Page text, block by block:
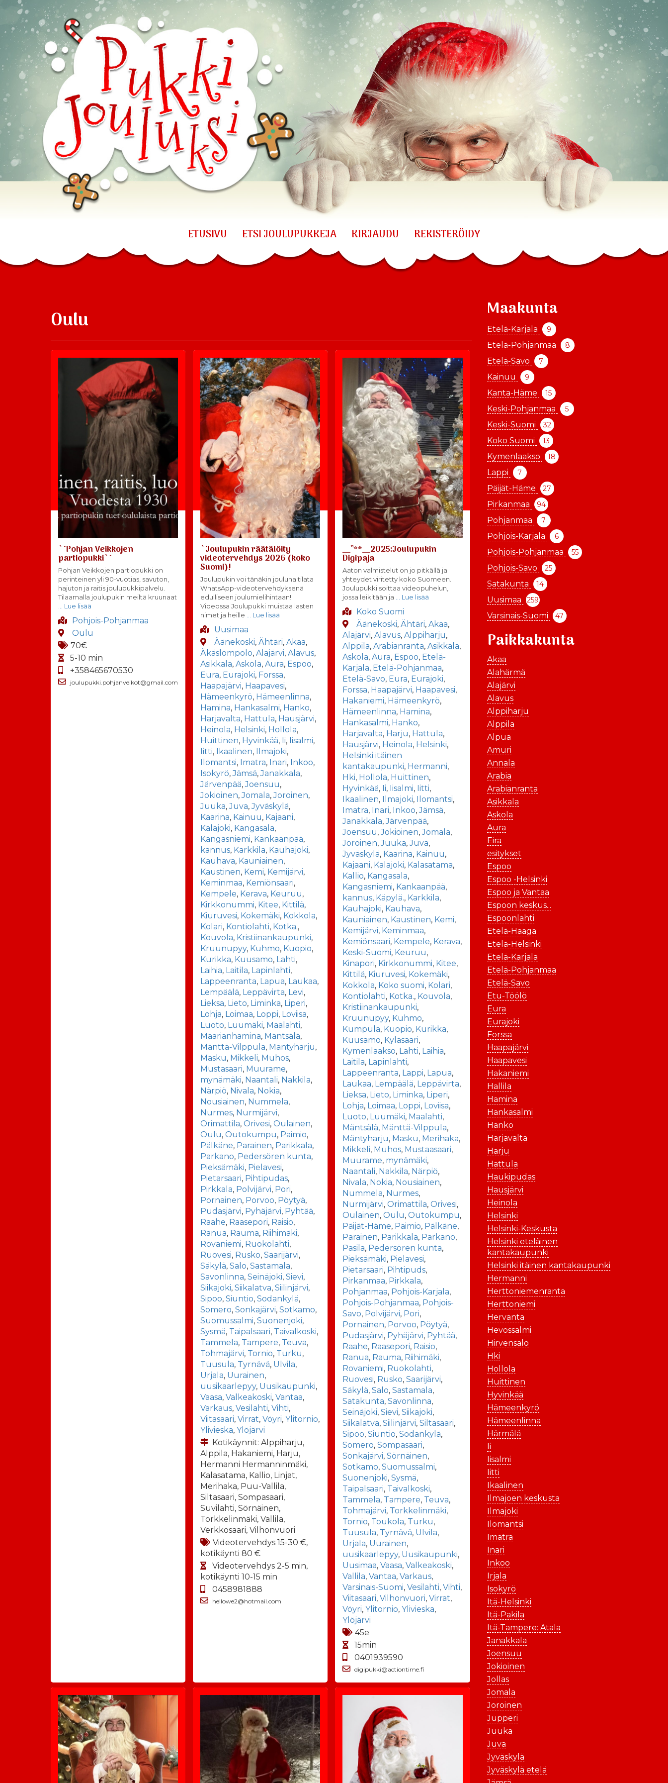
ETUSIVU ETSI JOULUPUKKEJA KIRJAUDU REKISTERÖIDY
Oulu
`´Pohjan Veikkojen
partiopukki`´
Pohjan Veikkojen partiopukki on
perinteinen yli 90-vuotias, savuton,
hajuton ja raitis joulupukkipalvelu.
Tilaamalla joulupukin meiltä kruunaat
… Lue lisää
Pohjois-Pohjanmaa
Oulu
70€
5-10 min
+358465670530
joulupukki.pohjanveikot@gmail.com
`Joulupukin räätälöity
videotervehdys 2026 (koko
Suomi)!
Joulupukin voi tänäkin jouluna tilata
WhatsApp-videotervehdyksenä
edulliseen joulumielihintaan!
Videossa Joulupukki muistaa lasten
nimet ja heille … Lue lisää
Uusimaa
Äänekoski,Ähtäri,Akaa,
Äkäslompolo,Alajärvi,Alavus,
Asikkala,Askola,Aura, Espoo,
Eura, Eurajoki, Forssa,
Haapajärvi, Haapavesi,
Hämeenkyrö, Hämeenlinna,
Hamina, Hankasalmi, Hanko,
Harjavalta, Hattula, Hausjärvi,
Heinola, Helsinki, Hollola,
Huittinen, Hyvinkää, Ii, Iisalmi,
Iitti, Ikaalinen, Ilmajoki,
Ilomantsi, Imatra, Inari, Inkoo,
Isokyrö,Jämsä,Janakkala,
Järvenpää,Joensuu,
Jokioinen,Jomala,Joroinen,
Juuka,Juva,Jyväskylä,
Kaarina, Kainuu, Kajaani,
Kalajoki, Kangasala,
Kangasniemi, Kankaanpää,
kannus, Karkkila, Kauhajoki,
Kauhava, Kauniainen,
Kaustinen, Kemi, Kemijärvi,
Keminmaa, Kemiönsaari,
Kempele, Kerava, Keuruu,
Kirkkonummi, Kitee, Kittilä,
Kiuruvesi, Kokemäki, Kokkola,
Kolari, Kontiolahti, Kotka.,
Kouvola, Kristiinankaupunki,
Kruunupyy, Kuhmo, Kuopio,
Kurikka, Kuusamo, Lahti,
Laihia, Laitila, Lapinlahti,
Lappeenranta, Lapua, Laukaa,
Lempäälä, Leppävirta, Levi,
Lieksa, Lieto, Liminka, Liperi,
Lohja, Loimaa, Loppi, Loviisa,
Luoto, Luumäki, Maalahti,
Maarianhamina, Mäntsälä,
Mänttä-Vilppula, Mäntyharju,
Masku, Mikkeli, Muhos,
Mustasaari, Muurame,
mynämäki, Naantali, Nakkila,
Närpiö, Nivala, Nokia,
Nousiainen, Nummela,
Nurmes, Nurmijärvi,
Orimattila,Orivesi,Oulainen,
Oulu,Outokumpu, Paimio,
Pälkäne, Parainen, Parikkala,
Parkano, Pedersören kunta,
Pieksämäki, Pielavesi,
Pietarsaari, Pihtipudas,
Pirkkala, Polvijärvi, Pori,
Pornainen, Porvoo, Pöytyä,
Pudasjärvi, Pyhäjärvi, Pyhtää,
Raahe, Raasepori, Raisio,
Ranua, Rauma, Riihimäki,
Rovaniemi, Ruokolahti,
Ruovesi, Rusko,Saarijärvi,
Säkylä,Salo,Sastamala,
Savonlinna,Seinäjoki,Sievi,
Siikajoki,Siikalatva,Siilinjärvi,
Sipoo,Siuntio,Sodankylä,
Somero,Sonkajärvi,Sotkamo,
Suomussalmi,Suonenjoki,
Sysmä, Taipalsaari, Taivalkoski,
Tammela, Tampere, Teuva,
Tohmajärvi, Tornio, Turku,
Tuusula, Tyrnävä, Ulvila,
Urjala, Uurainen,
uusikaarlepyy, Uusikaupunki,
Vaasa,Valkeakoski,Vantaa,
Varkaus,Vesilahti,Vihti,
Viitasaari,Virrat,Vöyri,Ylitornio,
Ylivieska,Ylöjärvi
Kotikäynnit: Alppiharju,
Alppila, Hakaniemi, Harju,
Hermanni Hermanninmäki,
Kalasatama, Kallio, Linjat,
Merihaka, Puu-Vallila,
Siltasaari, Sompasaari,
Suvilahti, Sörnäinen,
Torkkelinmäki, Vallila,
Verkkosaari, Vilhonvuori
Videotervehdys 15-30 €,
kotikäynti 80 €
Videotervehdys 2-5 min,
kotikäynti 10-15 min
0458981888
hellowe2@hotmail.com
__”**__2025:Joulupukin
Digipaja
Aaton valmistelut on jo pitkällä ja
yhteydet viritetty koko Suomeen.
Joulupukki soittaa videopuhelun,
jossa leikitään ja … Lue lisää
Koko Suomi
Äänekoski,Ähtäri,Akaa,
Alajärvi,Alavus,Alppiharju,
Alppila,Arabianranta,Asikkala,
Askola,Aura, Espoo, Etelä-
Karjala, Etelä-Pohjanmaa,
Etelä-Savo, Eura, Eurajoki,
Forssa, Haapajärvi, Haapavesi,
Hakaniemi, Hämeenkyrö,
Hämeenlinna, Hamina,
Hankasalmi, Hanko,
Harjavalta, Harju, Hattula,
Hausjärvi, Heinola, Helsinki,
Helsinki itäinen
kantakaupunki, Hermanni,
Hki, Hollola, Huittinen,
Hyvinkää, Ii, Iisalmi, Iitti,
Ikaalinen, Ilmajoki, Ilomantsi,
Imatra, Inari, Inkoo,Jämsä,
Janakkala,Järvenpää,
Joensuu,Jokioinen,Jomala,
Joroinen,Juuka,Juva,
Jyväskylä, Kaarina, Kainuu,
Kajaani, Kalajoki, Kalasatama,
Kallio, Kangasala,
Kangasniemi, Kankaanpää,
kannus, Käpylä., Karkkila,
Kauhajoki, Kauhava,
Kauniainen, Kaustinen, Kemi,
Kemijärvi, Keminmaa,
Kemiönsaari, Kempele, Kerava,
Keski-Suomi, Keuruu,
Kinapori, Kirkkonummi, Kitee,
Kittilä, Kiuruvesi, Kokemäki,
Kokkola, Koko suomi, Kolari,
Kontiolahti, Kotka., Kouvola,
Kristiinankaupunki,
Kruunupyy, Kuhmo,
Kumpula, Kuopio, Kurikka,
Kuusamo, Kyläsaari,
Kymenlaakso, Lahti, Laihia,
Laitila, Lapinlahti,
Lappeenranta, Lappi, Lapua,
Laukaa, Lempäälä, Leppävirta,
Lieksa, Lieto, Liminka, Liperi,
Lohja, Loimaa, Loppi, Loviisa,
Luoto, Luumäki, Maalahti,
Mäntsälä, Mänttä-Vilppula,
Mäntyharju, Masku, Merihaka,
Mikkeli, Muhos, Mustaasaari,
Muurame, mynämäki,
Naantali, Nakkila, Närpiö,
Nivala, Nokia, Nousiainen,
Nummela, Nurmes,
Nurmijärvi,Orimattila,Orivesi,
Oulainen,Oulu,Outokumpu,
Päijät-Häme, Paimio, Pälkäne,
Parainen, Parikkala, Parkano,
Pasila, Pedersören kunta,
Pieksämäki, Pielavesi,
Pietarsaari, Pihtipuds,
Pirkanmaa, Pirkkala,
Pohjanmaa, Pohjois-Karjala,
Pohjois-Pohjanmaa, Pohjois-
Savo, Polvijärvi, Pori,
Pornainen, Porvoo, Pöytyä,
Pudasjärvi, Pyhäjärvi, Pyhtää,
Raahe, Raasepori, Raisio,
Ranua, Rauma, Riihimäki,
Rovaniemi, Ruokolahti,
Ruovesi, Rusko,Saarijärvi,
Säkylä,Salo,Sastamala,
Satakunta,Savonlinna,
Seinäjoki,Sievi,Siikajoki,
Siikalatva,Siilinjärvi,Siltasaari,
Sipoo,Siuntio,Sodankylä,
Somero,Sompasaari,
Sonkajärvi,Sörnäinen,
Sotkamo,Suomussalmi,
Suonenjoki,Sysmä,
Taipalsaari, Taivalkoski,
Tammela, Tampere, Teuva,
Tohmajärvi, Torkkelinmäki,
Tornio, Toukola, Turku,
Tuusula, Tyrnävä, Ulvila,
Urjala, Uurainen,
uusikaarlepyy, Uusikaupunki,
Uusimaa,Vaasa,Valkeakoski,
Vallila,Vantaa,Varkaus,
Varsinais-Suomi,Vesilahti,Vihti,
Viitasaari,Vilhonvuori,Virrat,
Vöyri,Ylitornio,Ylivieska,
Ylöjärvi
45e
15min
0401939590
digipukki@actiontime.fi
Maakunta
Etelä-Karjala 9
Etelä-Pohjanmaa 8
Etelä-Savo 7
Kainuu 9
Kanta-Häme 15
Keski-Pohjanmaa 5
Keski-Suomi 32
Koko Suomi 13
Kymenlaakso 18
Lappi 7
Päijät-Häme 27
Pirkanmaa 94
Pohjanmaa 7
Pohjois-Karjala 6
Pohjois-Pohjanmaa 55
Pohjois-Savo 25
Satakunta 14
Uusimaa 259
Varsinais-Suomi 47
Paikkakunta
Akaa
Alahärmä
Alajärvi
Alavus
Alppiharju
Alppila
Alpua
Amuri
Annala
Arabia
Arabianranta
Asikkala
Askola
Aura
Eira
esitykset
Espoo
Espoo -Helsinki
Espoo ja Vantaa
Espoon keskus...
Espoonlahti
Etelä-Haaga
Etelä-Helsinki
Etelä-Karjala
Etelä-Pohjanmaa
Etelä-Savo
Etu-Töölö
Eura
Eurajoki
Forssa
Haapajärvi
Haapavesi
Hakaniemi
Hallila
Hamina
Hankasalmi
Hanko
Harjavalta
Harju
Hattula
Haukipudas
Hausjärvi
Heinola
Helsinki
Helsinki-Keskusta
Helsinki eteläinen
kantakaupunki
Helsinki itäinen kantakaupunki
Hermanni
Herttoniemenranta
Herttoniemi
Hervanta
Hevossalmi
Hirvensalo
Hki
Hollola
Huittinen
Hyvinkää
Hämeenkyrö
Hämeenlinna
Härmälä
Ii
Iisalmi
Iitti
Ikaalinen
Ilmajoen keskusta
Ilmajoki
Ilomantsi
Imatra
Inari
Inkoo
Irjala
Isokyrö
Itä-Helsinki
Itä-Pakila
Itä-Tampere: Atala
Janakkala
Joensuu
Jokioinen
Jollas
Jomala
Joroinen
Jupperi
Juuka
Juva
Jyväskylä
Jyväskylä etelä